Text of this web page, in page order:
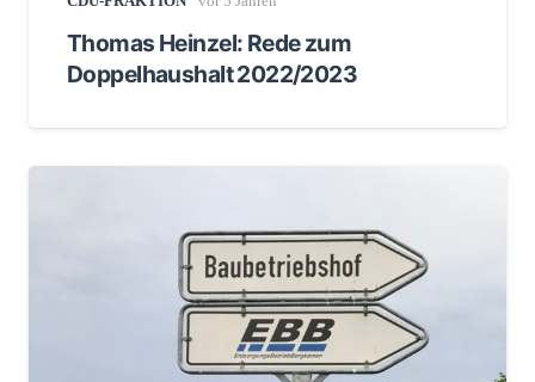
Thomas Heinzel: Rede zum
Doppelhaushalt 2022/2023